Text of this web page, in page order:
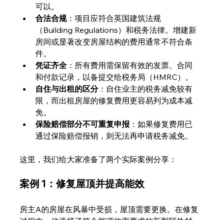
可以。
合法合规：项目应符合英国建筑法规
（Building Regulations）和税务法律。增建新
房间或显著改变房屋结构的费用通常不符合条
件。
凭证齐全 ：所有费用需保留有效的发票、合同
和付款记录，以备提交给税务局（HMRC）。
自住与出租的区分：自住业主的税务减免较有
限，而出租房屋的修复费用更容易列为成本减
免。
保险赔偿部分不可重复申报 ：如果修复费用已
通过保险赔偿报销，则无法再申请税务减免。
这里，我们给大家准备了两个实际案例分享：
案例 1：修复屋顶并提高能效
房主A的房屋在风暴中受损，屋顶需要更换。在修复